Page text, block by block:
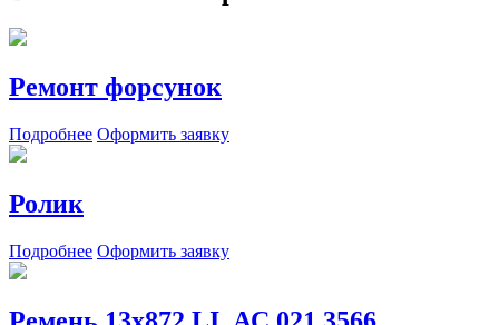
Ремонт форсунок
Подробнее Оформить заявку
Ролик
Подробнее Оформить заявку